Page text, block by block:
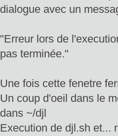
dialogue avec un
"Erreur lors de
pas terminée."
Une fois cette fenetre
Un coup d'oeil dans le
dans ~/djl
Execution de djl.sh et...